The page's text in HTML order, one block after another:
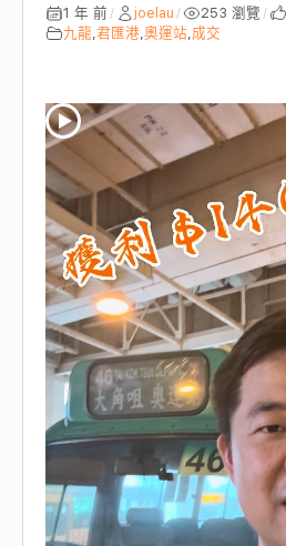
1 年 前 / joelau / 253 瀏覽 /
九龍 君匯港 奧運站 成交